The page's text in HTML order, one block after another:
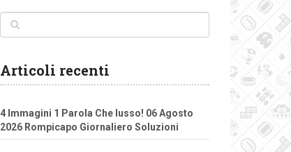
Articoli recenti
4 Immagini 1 Parola Che lusso! 06 Agosto
2026 Rompicapo Giornaliero Soluzioni